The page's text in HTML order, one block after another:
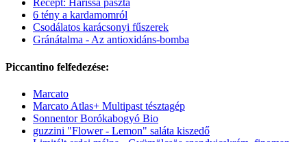
Recept: Harissa paszta
6 tény a kardamomról
Csodálatos karácsonyi fűszerek
Gránátalma - Az antioxidáns-bomba
Piccantino felfedezése:
Marcato
Marcato Atlas+ Multipast tésztagép
Sonnentor Borókabogyó Bio
guzzini "Flower - Lemon" saláta kiszedő